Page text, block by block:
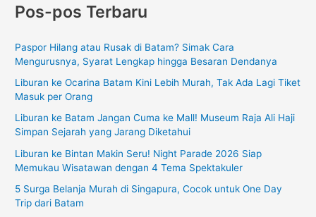
r
u
n
t
k
Pos-pos Terbaru
Paspor Hilang atau Rusak di Batam? Simak Cara
Mengurusnya, Syarat Lengkap hingga Besaran Dendanya
Liburan ke Ocarina Batam Kini Lebih Murah, Tak Ada Lagi Tiket
Masuk per Orang
Liburan ke Batam Jangan Cuma ke Mall! Museum Raja Ali Haji
Simpan Sejarah yang Jarang Diketahui
Liburan ke Bintan Makin Seru! Night Parade 2026 Siap
Memukau Wisatawan dengan 4 Tema Spektakuler
5 Surga Belanja Murah di Singapura, Cocok untuk One Day
Trip dari Batam